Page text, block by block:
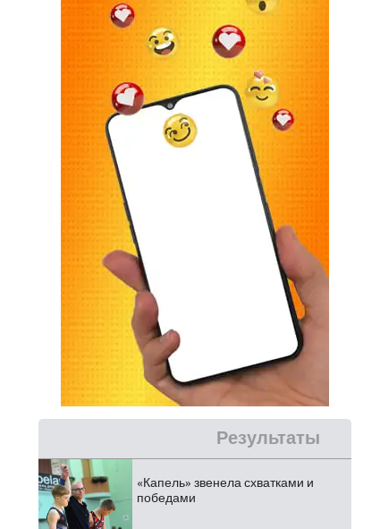
Результаты
«Капель» звенела схватками и
победами